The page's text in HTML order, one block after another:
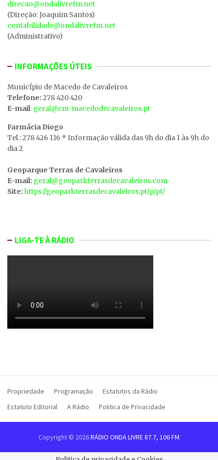
direcao@ondalivrefm.net
(Direção: Joaquim Santos)
contabilidade@ondalivrefm.net
(Administrativo)
INFORMAÇÕES ÚTEIS
MunicÍpio de Macedo de Cavaleiros
Telefone: 278 420 420
E-mail: geral@cm-macedodecavaleiros.pt
Farmácia Diogo
Tel.: 278 426 116 * Informação válida das 9h do dia 1 às 9h do
dia 2
Geoparque Terras de Cavaleiros
E-mail: geral@geoparkterrasdecavaleiros.com
Site: https://geoparkterrasdecavaleiros.pt/p/pt/
LIGA-TE À RÁDIO
Propriedade Programação
Estatutos da Rádio
Estatuto Editorial
A Rádio Politica de Privacidade
Copyright © 2026RÁDIO ONDA LIVRE 87.7, 106 FM